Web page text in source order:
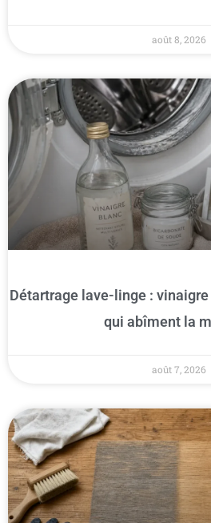
août 8, 2026
Détartrage lave-linge : vinaigre
qui abîment la
août 7, 2026